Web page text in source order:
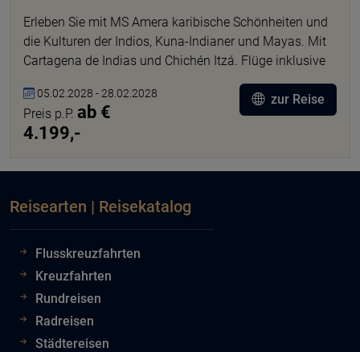
Erleben Sie mit MS Amera karibische Schönheiten und
die Kulturen der Indios, Kuna-Indianer und Mayas. Mit
Cartagena de Indias und Chichén Itzá. Flüge inklusive
05.02.2028 - 28.02.2028
Preis p.P. ab €
4.199,-
zur Reise
Reisearten | Reisekatalog
Flusskreuzfahrten
Kreuzfahrten
Rundreisen
Radreisen
Städtereisen